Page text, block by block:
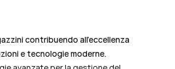
contribuendo all’eccellenza
e tecnologie moderne.